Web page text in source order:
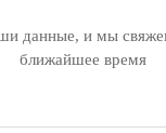
данные, и мы
ближайшее время